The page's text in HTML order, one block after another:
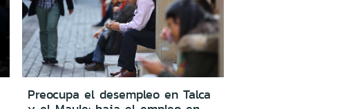
Preocupa el desempleo en Talca